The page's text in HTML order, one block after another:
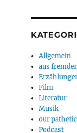
Allgemein
aus
Film
Literatur
Musik
our
Podcast